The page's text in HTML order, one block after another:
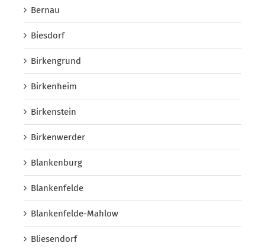
Bernau
Biesdorf
Birkengrund
Birkenheim
Birkenstein
Birkenwerder
Blankenburg
Blankenfelde
Blankenfelde-Mahlow
Bliesendorf